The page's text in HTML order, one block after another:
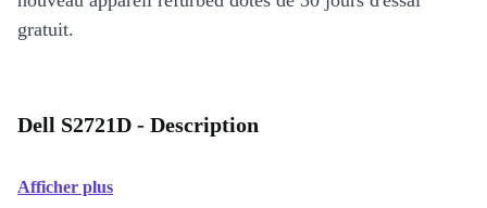
gratuit.
Dell S2721D - Description
Afficher plus